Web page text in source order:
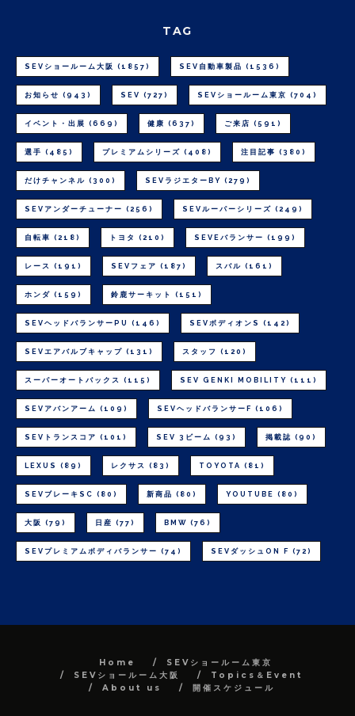
TAG
SEVショールーム大阪 (1857) SEV自動車製品 (1536)
お知らせ (943) SEV (727) SEVショールーム東京 (704)
イベント・出展 (669) 健康 (637) ご来店 (591)
選手 (485) プレミアムシリーズ (408) 注目記事 (380)
だけチャンネル (300) SEVラジエターBY (279)
SEVアンダーチューナー (256) SEVルーパーシリーズ (249)
自転車 (218) トヨタ (210) SEVEバランサー (199)
レース (191) SEVフェア (187) スバル (161)
ホンダ (159) 鈴鹿サーキット (151)
SEVヘッドバランサーPU (146) SEVボディオンS (142)
SEVエアバルブキャップ (131) スタッフ (120)
スーパーオートバックス (115) SEV GENKI MOBILITY (111)
SEVアバンアーム (109) SEVヘッドバランサーF (106)
SEVトランスコア (101) SEV 3ビーム (93) 掲載誌 (90)
LEXUS (89) レクサス (83) TOYOTA (81)
SEVブレーキSC (80) 新商品 (80) YOUTUBE (80)
大阪 (79) 日産 (77) BMW (76)
SEVプレミアムボディバランサー (74) SEVダッシュON F (72)
Home
SEVショールーム東京
SEVショールーム大阪
Topics＆Event
About us
開催スケジュール